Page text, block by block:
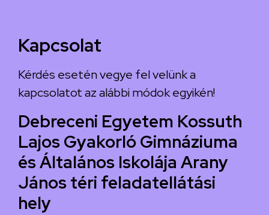
Kapcsolat
Kérdés esetén vegye fel velünk a
kapcsolatot az alábbi módok egyikén!
Debreceni Egyetem Kossuth
Lajos Gyakorló Gimnáziuma
és Általános Iskolája Arany
János téri feladatellátási
hely